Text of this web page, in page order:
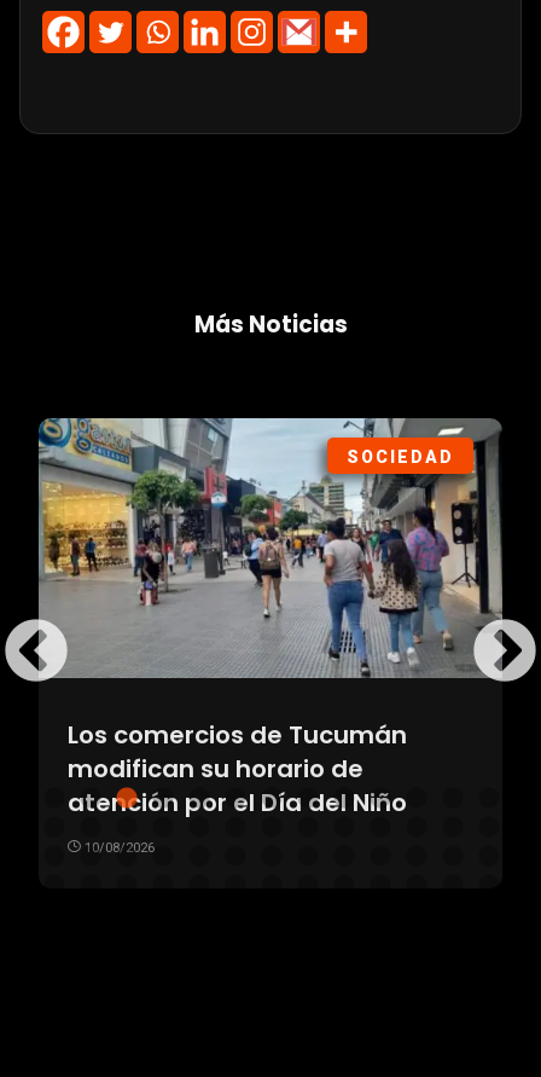
Más Noticias
SOCIEDAD
Los comercios de Tucumán
modifican su horario de
atención por el Día del Niño
10/08/2026